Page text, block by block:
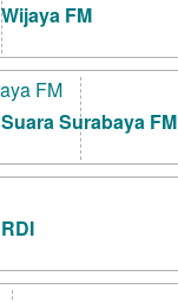
Wijaya FM
Suara Surabaya FM
RDI